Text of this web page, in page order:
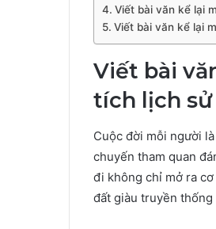
Viết bài văn kể lại
Viết bài văn kể lại
Viết bài
tích lịch sử
Cuộc đời mỗi người
chuyến tham quan
đi không chỉ mở ra
đất giàu truyền thống